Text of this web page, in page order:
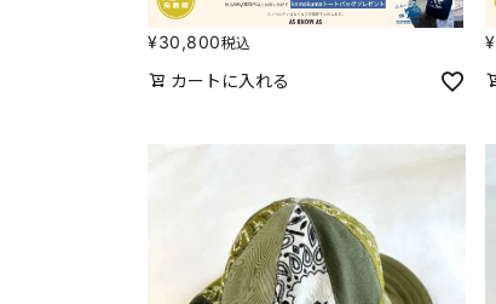
¥30,800税込
カートに入れる
¥